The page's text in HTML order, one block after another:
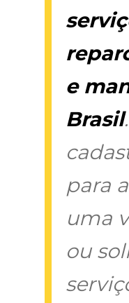
e
Brasil
para
uma
ou